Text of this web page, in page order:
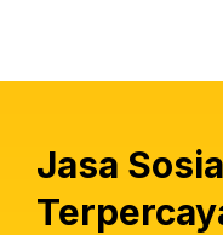
Jasa